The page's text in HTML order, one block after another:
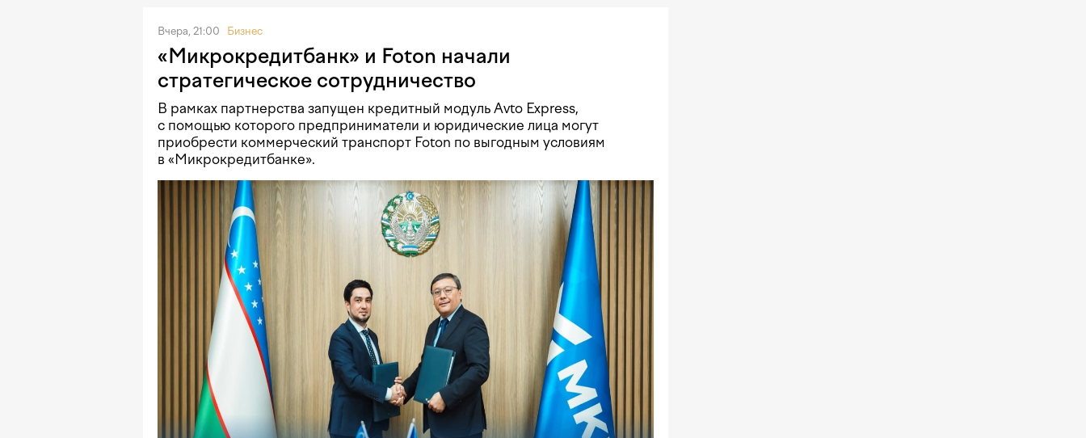
Вчера, 21:00 Бизнес
«Микрокредитбанк» и Foton начали
стратегическое сотрудничество
В рамках партнерства запущен кредитный модуль Avto Express,
с помощью которого предприниматели и юридические лица могут
приобрести коммерческий транспорт Foton по выгодным условиям
в «Микрокредитбанке».